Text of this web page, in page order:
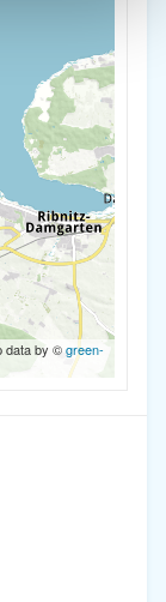
data by ©green-